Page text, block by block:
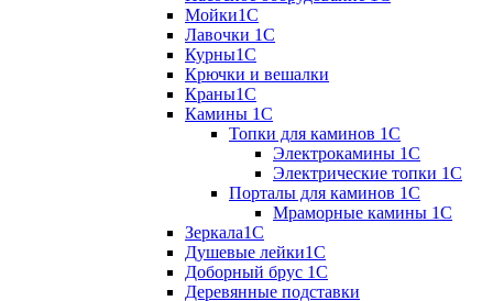
Мойки1С
Лавочки 1С
Курны1С
Крючки и вешалки
Краны1С
Камины 1C
Топки для каминов 1C
Электрокамины 1С
Электрические топки 1C
Порталы для каминов 1С
Мраморные камины 1C
Зеркала1С
Душевые лейки1С
Доборный брус 1С
Деревянные подставки